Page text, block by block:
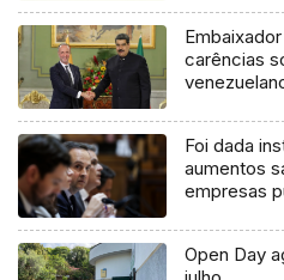
carências
Foi dada
aumentos
empresas
Open Day